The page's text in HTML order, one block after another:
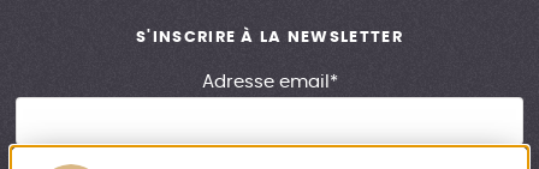
S'INSCRIRE À LA NEWSLETTER
Adresse email*